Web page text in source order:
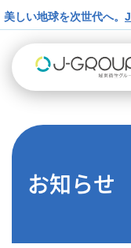
美しい地球を次世代へ。
お知らせ